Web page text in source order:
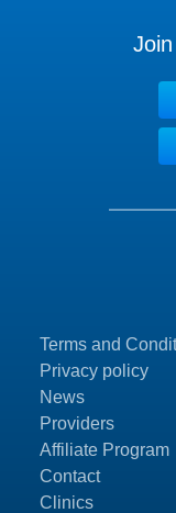
Terms and
Privacy policy
News
Providers
Affiliate Program
Contact
Clinics